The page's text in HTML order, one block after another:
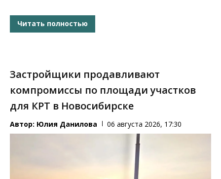
Читать полностью
Застройщики продавливают
компромиссы по площади участков
для КРТ в Новосибирске
Автор: Юлия Данилова 06 августа 2026, 17:30